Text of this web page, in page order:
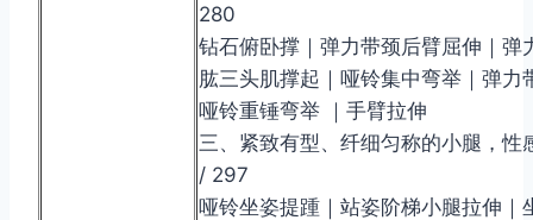
280
钻石俯卧撑｜弹力带颈后臂屈伸｜弹
肱三头肌撑起｜哑铃集中弯举｜弹力
哑铃重锤弯举 ｜手臂拉伸
三、紧致有型、纤细匀称的小腿，性
/ 297
哑铃坐姿提踵｜站姿阶梯小腿拉伸｜